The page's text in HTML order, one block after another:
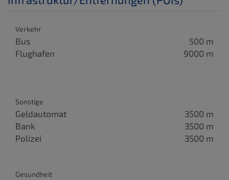
Verkehr
Bus
500 m
Flughafen
9000 m
Sonstige
Geldautomat
3500 m
Bank
3500 m
Polizei
3500 m
Gesundheit